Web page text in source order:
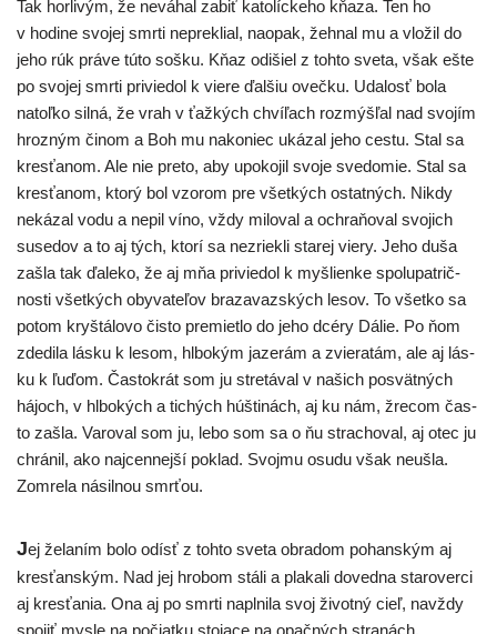
Tak hor­li­vým, že nevá­hal zabiť kato­líc­ke­ho kňa­za. Ten ho
v hodi­ne svo­jej smr­ti neprek­lial, naopak, žeh­nal mu a vlo­žil do
jeho rúk prá­ve túto soš­ku. Kňaz odišiel z toh­to sve­ta, však ešte
po svo­jej smr­ti pri­vie­dol k vie­re ďal­šiu oveč­ku. Udalosť bola
natoľ­ko sil­ná, že vrah v ťaž­kých chví­ľach roz­mýš­ľal nad svo­jím
hroz­ným činom a Boh mu nako­niec uká­zal jeho ces­tu. Stal sa
kres­ťa­nom. Ale nie pre­to, aby upo­ko­jil svo­je sve­do­mie. Stal sa
kres­ťa­nom, kto­rý bol vzo­rom pre všet­kých ostat­ných. Nikdy
neká­zal vodu a nepil víno, vždy milo­val a ochra­ňo­val svo­jich
suse­dov a to aj tých, kto­rí sa nezriek­li sta­rej vie­ry. Jeho duša
zašla tak ďale­ko, že aj mňa pri­vie­dol k myš­lien­ke spo­lu­pat­rič­
nos­ti všet­kých oby­va­te­ľov bra­za­vaz­ských lesov. To všet­ko sa
potom kryš­tá­lo­vo čis­to pre­miet­lo do jeho dcé­ry Dálie. Po ňom
zde­di­la lás­ku k lesom, hlbo­kým jaze­rám a zvie­ra­tám, ale aj lás­
ku k ľuďom. Častokrát som ju stre­tá­val v našich posvät­ných
hájoch, v hlbo­kých a tichých húš­ti­nách, aj ku nám, žre­com čas­
to zašla. Varoval som ju, lebo som sa o ňu stra­cho­val, aj otec ju
chrá­nil, ako naj­cen­nej­ší poklad. Svojmu osu­du však neuš­la.
Zomrela násil­nou smrťou.
Jej žela­ním bolo odísť z toh­to sve­ta obra­dom pohan­ským aj
kres­ťan­ským. Nad jej hro­bom stá­li a pla­ka­li doved­na sta­ro­ver­ci
aj kres­ťa­nia. Ona aj po smr­ti napl­ni­la svoj život­ný cieľ, navž­dy
spo­jiť mys­le na počiat­ku sto­ja­ce na opač­ných stra­nách.